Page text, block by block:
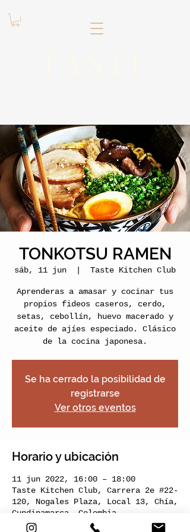
TONKOTSU RAMEN
sáb, 11 jun Taste Kitchen Club
Aprenderas a amasar y cocinar tus
propios fideos caseros, cerdo,
setas, cebollín, huevo macerado y
aceite de ajíes especiado. Clásico
de la cocina japonesa.
Se ha cerrado la posibilidad de
registrarse
Ver otros eventos
Horario y ubicación
11 jun 2022, 16:00 – 18:00
Taste Kitchen Club, Carrera 2e #22-
120, Nogales Plaza, Local 13, Chía,
Cundinamarca, Colombia